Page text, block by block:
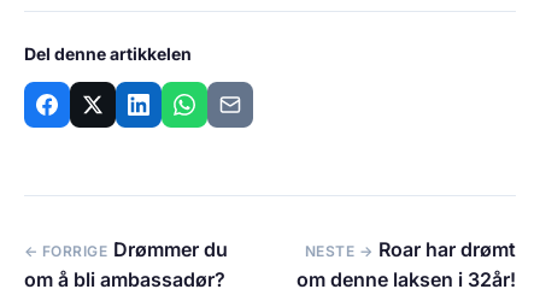
Del denne artikkelen
← FORRIGE Drømmer du
om å bli ambassadør?
NESTE → Roar har drømt
om denne laksen i 32år!